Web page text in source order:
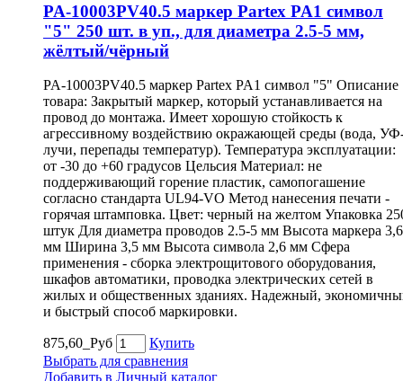
PA-10003PV40.5 маркер Partex PA1 символ
"5" 250 шт. в уп., для диаметра 2.5-5 мм,
жёлтый/чёрный
PA-10003PV40.5 маркер Partex PA1 символ "5" Описание
товара: Закрытый маркер, который устанавливается на
провод до монтажа. Имеет хорошую стойкость к
агрессивному воздействию окражающей среды (вода,
лучи, перепады температур). Температура эксплуатации:
от -30 до +60 градусов Цельсия Материал: не
поддерживающий горение пластик, самопогашение
согласно стандарта UL94-VO Метод нанесения печати -
горячая штамповка. Цвет: черный на желтом Упаковка
штук Для диаметра проводов 2.5-5 мм Высота маркера 3,6
мм Ширина 3,5 мм Высота символа 2,6 мм Сфера
применения - сборка электрощитового оборудования,
шкафов автоматики, проводка электрических сетей в
жилых и общественных зданиях. Надежный,
и быстрый способ маркировки.
875,60_Руб
Купить
Выбрать для сравнения
Добавить в Личный каталог